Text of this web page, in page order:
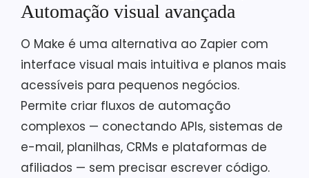
Automação visual avançada
O Make é uma alternativa ao Zapier com
interface visual mais intuitiva e planos mais
acessíveis para pequenos negócios.
Permite criar fluxos de automação
complexos — conectando APIs, sistemas de
e-mail, planilhas, CRMs e plataformas de
afiliados — sem precisar escrever código.